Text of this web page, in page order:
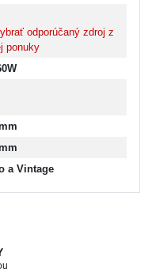
odporúčaný zdroj z
ponuky
a Vintage